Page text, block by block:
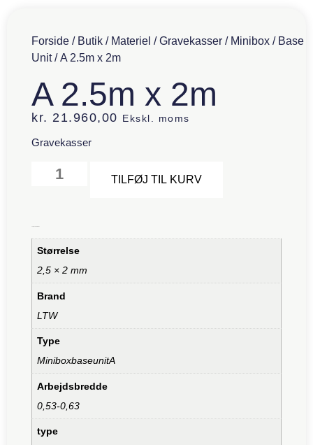
Forside / Butik / Materiel /Gravekasser / Minibox / Base
Unit/ A 2.5m x 2m
A 2.5m x 2m
kr. 21.960,00 Ekskl. moms
Gravekasser
TILFØJ TIL KURV
Størrelse
2,5 × 2 mm
Brand
LTW
Type
MiniboxbaseunitA
Arbejdsbredde
0,53-0,63
type